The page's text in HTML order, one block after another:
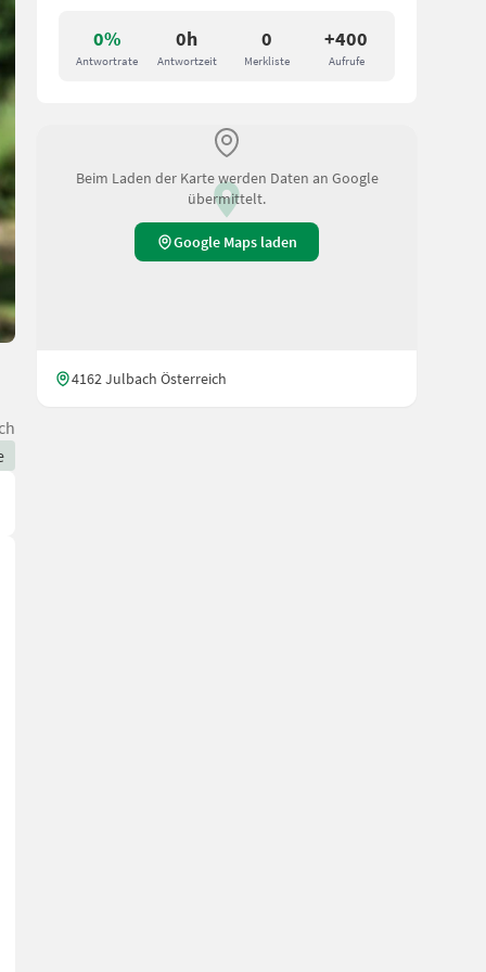
0%
Antwortrate
0h
Antwortzeit
0
Merkliste
+400
Aufrufe
Beim Laden der Karte werden Daten an Google
übermittelt.
Google Maps laden
4162 Julbach Österreich